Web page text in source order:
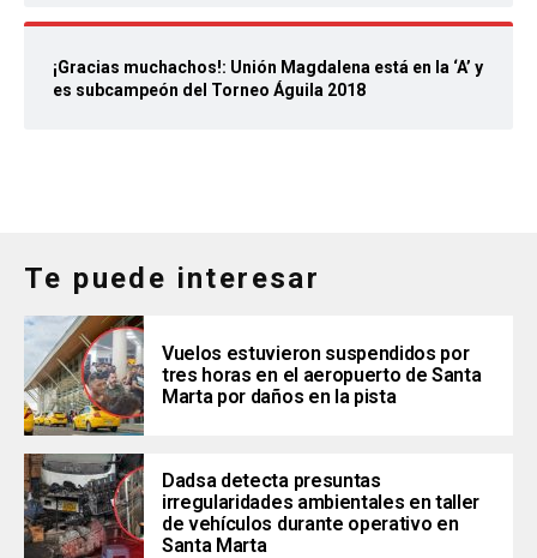
¡Gracias muchachos!: Unión Magdalena está en la ‘A’ y
es subcampeón del Torneo Águila 2018
Te puede interesar
Vuelos estuvieron suspendidos por
tres horas en el aeropuerto de Santa
Marta por daños en la pista
Dadsa detecta presuntas
irregularidades ambientales en taller
de vehículos durante operativo en
Santa Marta